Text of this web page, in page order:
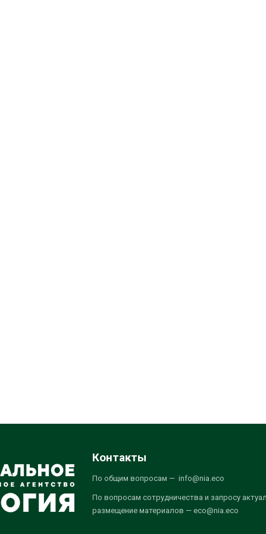
Контакты
По общим вопросам — info@nia.eco
По вопросам сотрудничества и запросу
размещение материалов — eco@nia.eco